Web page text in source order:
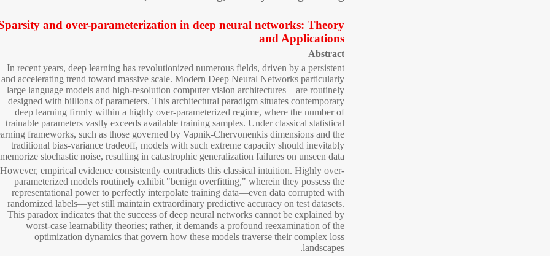
and over-parameterization in deep neural networks: Theory
and Applications
Abstract
In recent years, deep learning has revolutionized numerous fields, driven by a persistent
and accelerating trend toward massive scale. Modern Deep Neural Networks particularly
large language models and high-resolution computer vision architectures—are routinely
designed with billions of parameters. This architectural paradigm situates contemporary
deep learning firmly within a highly over-parameterized regime, where the number of
trainable parameters vastly exceeds available training samples. Under classical statistical
frameworks, such as those governed by Vapnik-Chervonenkis dimensions and the
traditional bias-variance tradeoff, models with such extreme capacity should inevitably
memorize stochastic noise, resulting in catastrophic generalization failures on unseen data.
However, empirical evidence consistently contradicts this classical intuition. Highly over-
parameterized models routinely exhibit "benign overfitting," wherein they possess the
representational power to perfectly interpolate training data—even data corrupted with
randomized labels—yet still maintain extraordinary predictive accuracy on test datasets.
This paradox indicates that the success of deep neural networks cannot be explained by
worst-case learnability theories; rather, it demands a profound reexamination of the
optimization dynamics that govern how these models traverse their complex loss
landscapes.